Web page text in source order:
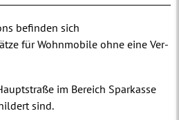
befinden sich
für Wohnmobile ohne eine Ver-
im Bereich Sparkasse
sind.